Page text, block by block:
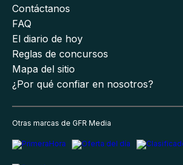
Contáctanos
FAQ
El diario de hoy
Reglas de concursos
Mapa del sitio
¿Por qué confiar en nosotros?
Otras marcas de GFR Media